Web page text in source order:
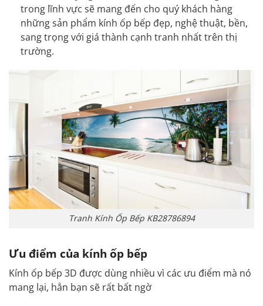
trong lĩnh vực sẽ mang đến cho quý khách hàng
những sản phẩm kính ốp bếp đẹp, nghệ thuật, bền,
sang trọng với giá thành cạnh tranh nhất trên thị
trường.
Tranh Kính Ốp Bếp KB28786894
Ưu điểm của kính ốp bếp
Kính ốp bếp 3D được dùng nhiều vì các ưu điểm mà nó
mang lại, hẳn bạn sẽ rất bất ngờ